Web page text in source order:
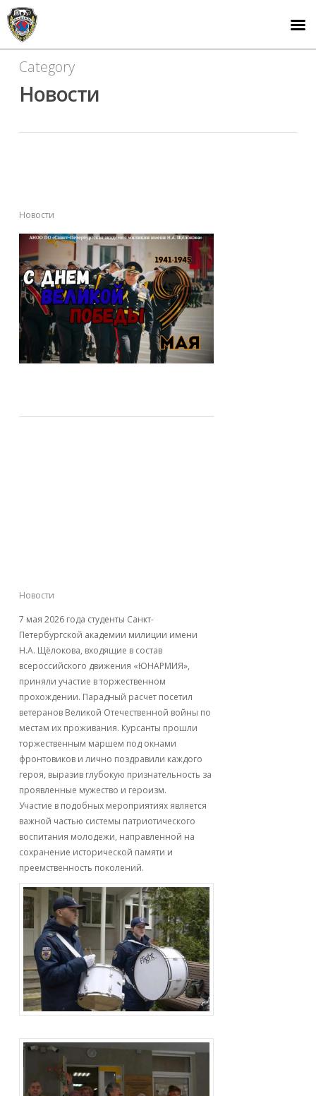
Category
Новости
Новости
Новости
7 мая 2026 года студенты Санкт-
Петербургской академии милиции имени
Н.А. Щёлокова, входящие в состав
всероссийского движения «ЮНАРМИЯ»,
приняли участие в торжественном
прохождении. Парадный расчет посетил
ветеранов Великой Отечественной войны по
местам их проживания. Курсанты прошли
торжественным маршем под окнами
фронтовиков и лично поздравили каждого
героя, выразив глубокую признательность за
проявленные мужество и героизм.
Участие в подобных мероприятиях является
важной частью системы патриотического
воспитания молодежи, направленной на
сохранение исторической памяти и
преемственность поколений.